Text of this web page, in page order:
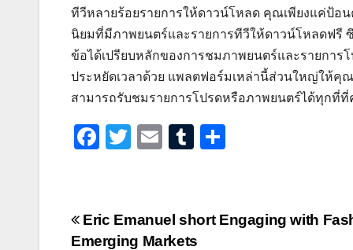
ทีวีหลายร้อยรายการให้ดาวน์โหลด คุณเพียงแค่ป้อ
นิยมที่มีภาพยนตร์และรายการทีวีให้ดาวน์โหลดฟรี ซึ่
ข้อได้เปรียบหลักของการชมภาพยนตร์และรายกา
ประหยัดเวลาด้วย แพลตฟอร์มเหล่านี้ส่วนใหญ่ให้
สามารถรับชมรายการโปรดหรือภาพยนตร์ได้ทุกที่
F
e
b
T
er
E
T
bl
r
e
Post
Eric Emanuel short Engaging with
Emerging Markets